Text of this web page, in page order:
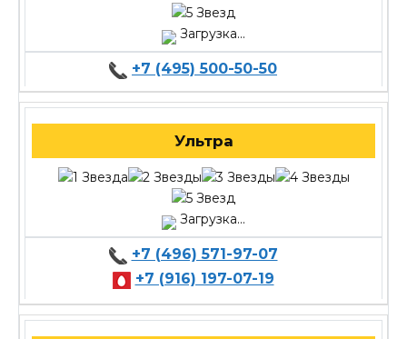
Загрузка...
+7 (495) 500-50-50
Ультра
Загрузка...
+7 (496) 571-97-07
+7 (916) 197-07-19